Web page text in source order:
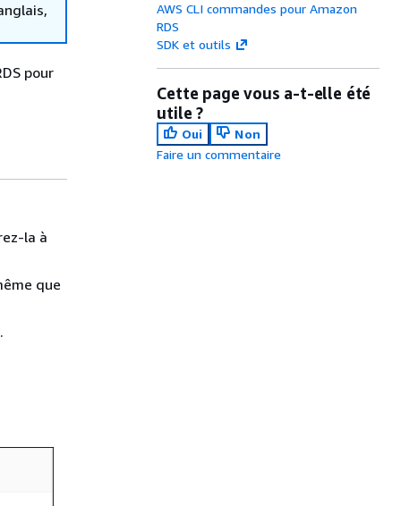
pour
la à
que
AWS CLI commandes pour Amazon
RDS
SDK et outils
Cette page vous a-t-elle été
utile ?
Oui
Non
Faire un commentaire